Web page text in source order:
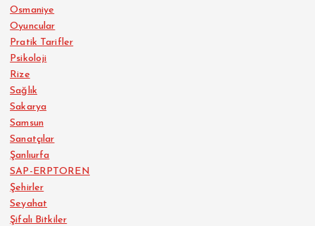
Osmaniye
Oyuncular
Pratik Tarifler
Psikoloji
Rize
Sağlık
Sakarya
Samsun
Sanatçılar
Şanlıurfa
SAP-ERPTOREN
Şehirler
Seyahat
Şifalı Bitkiler